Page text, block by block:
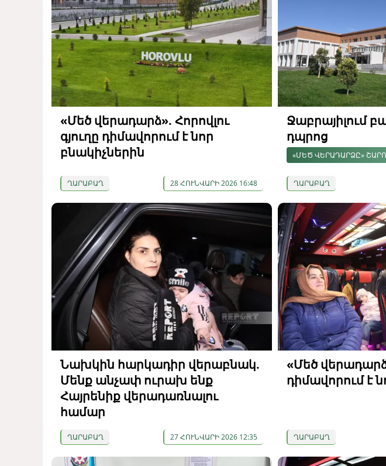
«Մեծ վերադարձ». Հորովլու
գյուղը դիմավորում է նոր
բնակիչներին
ՂԱՐԱԲԱՂ 28 ՀՈՒՆՎԱՐԻ 2026 16:48
Ջաբրայիլում
դպրոց
«ՄԵԾ ՎԵՐԱԴԱՐՁԸ»
ՂԱՐԱԲԱՂ
Նախկին հարկադիր վերաբնակ.
Մենք անչափ ուրախ ենք
Հայրենիք վերադառնալու
համար
ՂԱՐԱԲԱՂ 27 ՀՈՒՆՎԱՐԻ 2026 12:35
«Մեծ
դիմավորում է
ՂԱՐԱԲԱՂ